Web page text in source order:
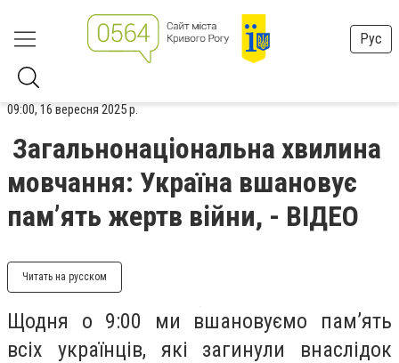
Рус
09:00, 16 вересня 2025 р.
Загальнонаціональна хвилина
мовчання: Україна вшановує
пам’ять жертв війни, - ВІДЕО
Читать на русском
Щодня о 9:00 ми вшановуємо памʼять
всіх українців, які загинули внаслідок